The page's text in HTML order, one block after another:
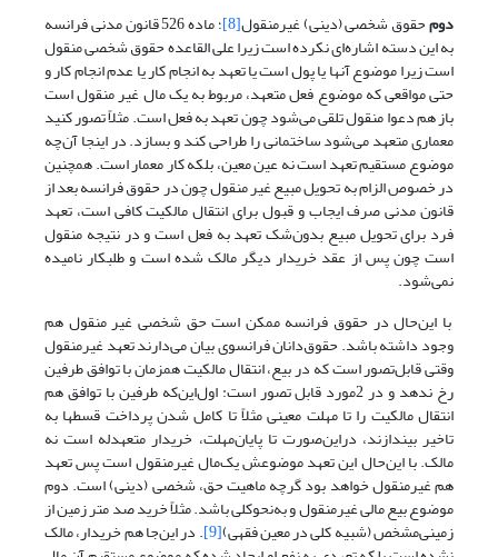
دومحقوق شخصی (دینی) غیرمنقول[8] ؛ ماده 526 قانون مدنی فرانسه
به این دسته اشاره‌ای نکرده است زیرا علی القاعده حقوق شخصی منقول
است زیرا موضوع آنها یا پول است یا تعهد به انجام کار یا عدم انجام کار و
حتی مواقعی که موضوع فعل متعهد، مربوط به یک مال غیر منقول است
باز هم دعوا منقول تلقی می‌شود چون تعهد به فعل است. مثلاً تصور کنید
معماری متعهد می‌شود ساختمانی را طراحی کند و بسازد. در اینجا آن‌چه
موضوع مستقیم تعهد است نه عین معین، بلکه کار معمار است. همچنین
در خصوص الزام به تحویل مبیع غیر منقول چون در حقوق فرانسه بعد از
قانون مدنی صرف ایجاب و قبول برای انتقال مالکیت کافی است، تعهد
فرد برای تحویل مبیع بدون‌شک تعهد به فعل است و در نتیجه منقول
است چون پس از عقد خریدار دیگر مالک شده است و طلبکار نامیده
نمی‌شود.
با این‌حال در حقوق فرانسه ممکن است حق شخصی غیر منقول هم
وجود داشته باشد. حقوق‌دانان فرانسوی بیان می‌دارند تعهد غیرمنقول
وقتی قابل‌تصور است که در بیع، انتقال مالکیت همزمان با توافق طرفین
رخ ندهد و در 2مورد قابل تصور است: اول‌این‌که طرفین با توافق هم
انتقال مالکیت را تا مهلت معینی مثلاً تا کامل شدن پرداخت قسطها به
تاخیر بیندازند، دراین‌صورت تا پایان‌مهلت، خریدار متعهدله است نه
مالک. با این‌حال این تعهد موضوعش یک‌مال غیرمنقول است پس تعهد
هم غیرمنقول خواهد بود گرچه ماهیت حق، شخصی (دینی) است. دوم
موضوع بیع مالی غیرمنقول و به‌نحوکلی باشد. مثلاً خرید صد متر زمین از
زمینی‌مشخص (شبیه کلی در معین فقهی)[9] . در این‌جا هم خریدار، مالک